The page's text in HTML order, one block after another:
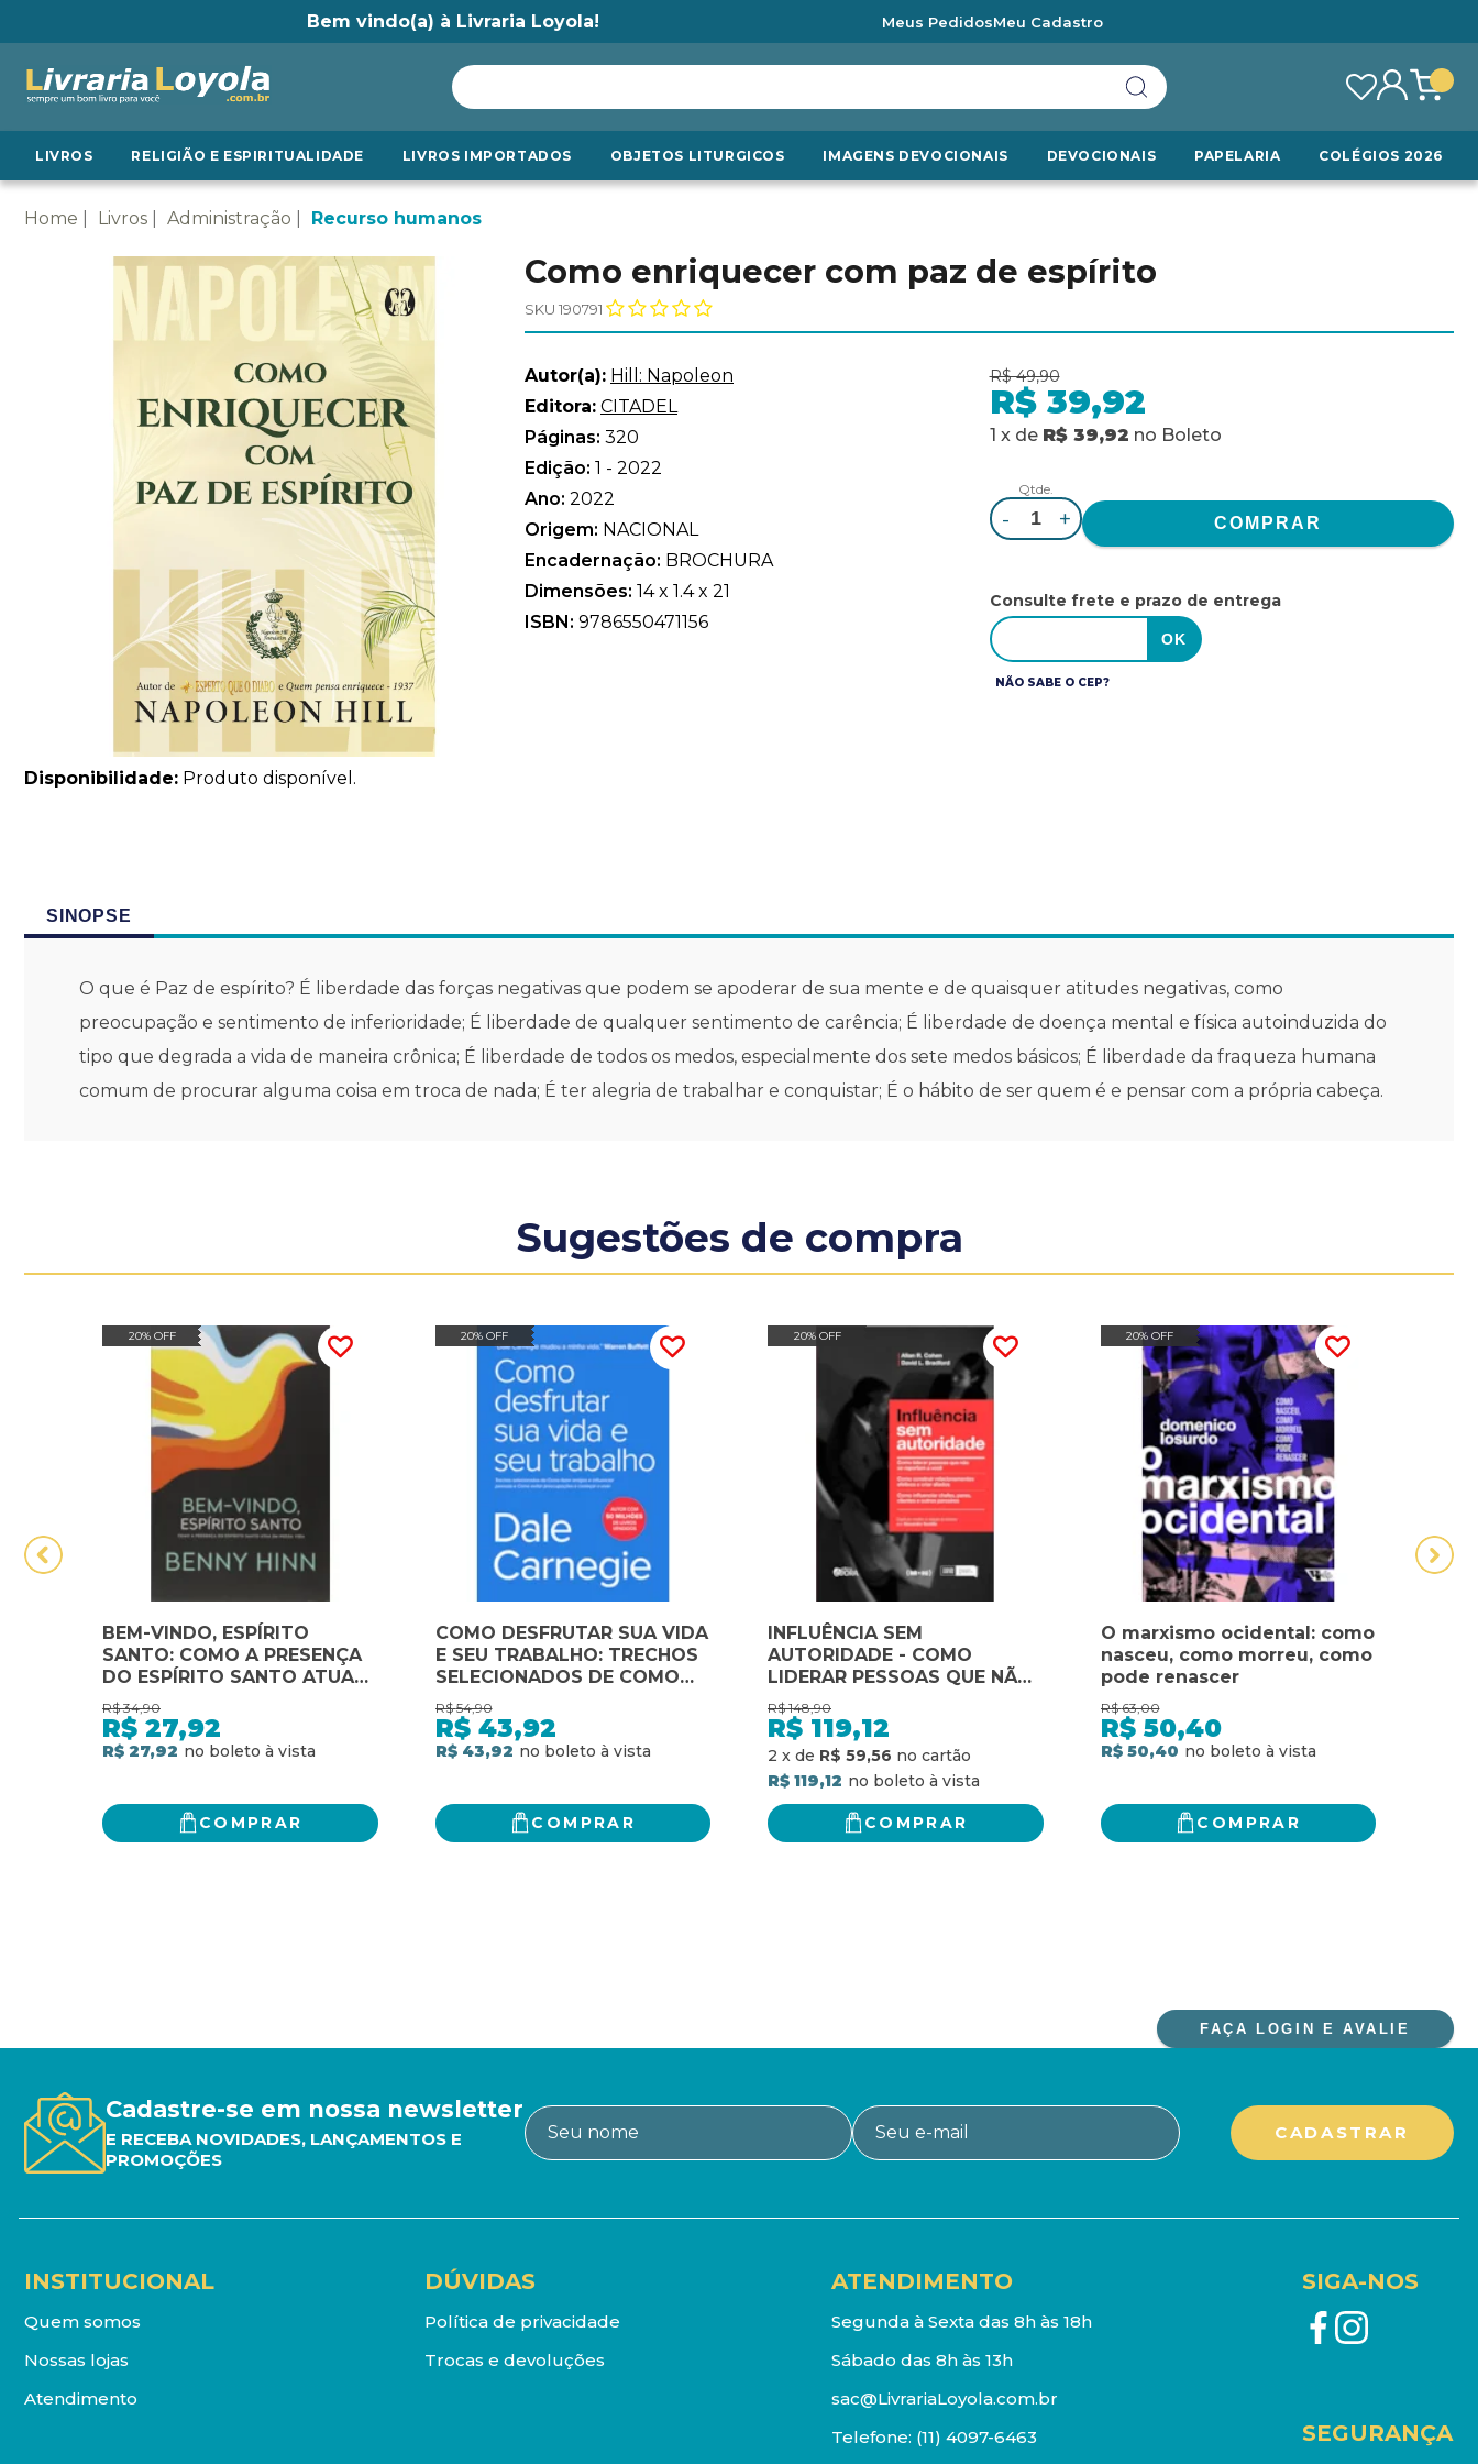
Bem vindo(a) à Livraria Loyola! Meus PedidosMeu Cadastro
LIVROS RELIGIÃO E ESPIRITUALIDADE LIVROS IMPORTADOS OBJETOS LITURGICOS IMAGENS DEVOCIONAIS DEVOCIONAIS PAPELARIA COLÉGIOS 2026
Home Livros Administração Recurso humanos
Disponibilidade: Produto disponível.
Como enriquecer com paz de espírito
SKU 190791
Autor(a): Hill: Napoleon
Editora: CITADEL
Páginas: 320
Edição: 1 - 2022
Ano: 2022
Origem: NACIONAL
Encadernação: BROCHURA
Dimensões: 14 x 1.4 x 21
ISBN: 9786550471156
R$ 49,90
R$ 39,92
1 x de R$ 39,92 no Boleto
Qtde.
- +
Consulte frete e prazo de entrega
NÃO SABE O CEP?
SINOPSE
O que é Paz de espírito? É liberdade das forças negativas que podem se apoderar de sua mente e de quaisquer atitudes negativas, como
preocupação e sentimento de inferioridade; É liberdade de qualquer sentimento de carência; É liberdade de doença mental e física autoinduzida do
tipo que degrada a vida de maneira crônica; É liberdade de todos os medos, especialmente dos sete medos básicos; É liberdade da fraqueza humana
comum de procurar alguma coisa em troca de nada; É ter alegria de trabalhar e conquistar; É o hábito de ser quem é e pensar com a própria cabeça.
Sugestões de compra
20% OFF
BEM-VINDO, ESPÍRITO
SANTO: COMO A PRESENÇA
DO ESPÍRITO SANTO ATUA
EM NOSSA VIDA
R$ 34,90
R$ 27,92
R$ 27,92
COMPRAR
20% OFF
COMO DESFRUTAR SUA VIDA
E SEU TRABALHO: TRECHOS
SELECIONADOS DE COMO
FAZER AMIGOS E
INFLUENCIAR PESSOAS E
COMO EVITAR
PREOCUPAÇÕES E COMEÇAR
R$ 54,90
R$ 43,92
R$ 43,92
COMPRAR
20% OFF
INFLUÊNCIA SEM
AUTORIDADE - COMO
LIDERAR PESSOAS QUE NÃO
SE REPORTAM A VOCÊ -
COMO CONSTRUIR
RELACIONAMENTOS
EFETIVOS E CRIAR ALIADOS.
COMO INFLUENCIAR CHEFES,
CLIENTES E OUTROS
PARCEIROS
R$ 148,90
R$ 119,12
2 x de R$ 59,56
R$ 119,12
COMPRAR
20% OFF
O marxismo ocidental: como
nasceu, como morreu, como
pode renascer
R$ 63,00
R$ 50,40
R$ 50,40
COMPRAR
FAÇA LOGIN E AVALIE
Cadastre-se em nossa newsletter
E RECEBA NOVIDADES, LANÇAMENTOS E
PROMOÇÕES
INSTITUCIONAL
Quem somos
Nossas lojas
Atendimento
DÚVIDAS
Política de privacidade
Trocas e devoluções
ATENDIMENTO
Segunda à Sexta das 8h às 18h
Sábado das 8h às 13h
sac@LivrariaLoyola.com.br
Telefone: (11) 4097-6463
SIGA-NOS
SEGURANÇA